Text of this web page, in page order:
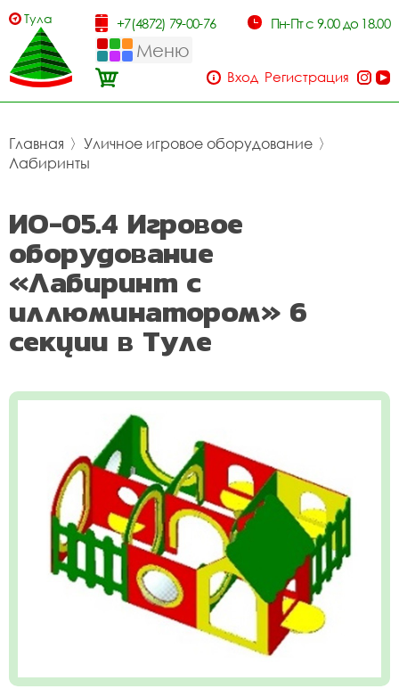
Тула +7(4872) 79-00-76 Пн-Пт с 9.00 до 18.00
Меню
Вход Регистрация
Главная 〉 Уличное игровое оборудование 〉
Лабиринты
ИО-05.4 Игровое
оборудование
«Лабиринт с
иллюминатором» 6
секции в Туле